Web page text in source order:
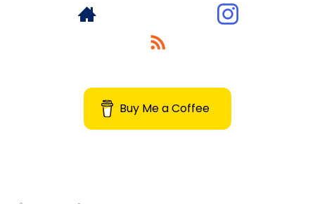
Buy Me a Coffee